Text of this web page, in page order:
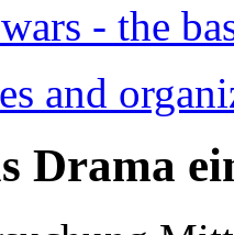
- the
and
Drama